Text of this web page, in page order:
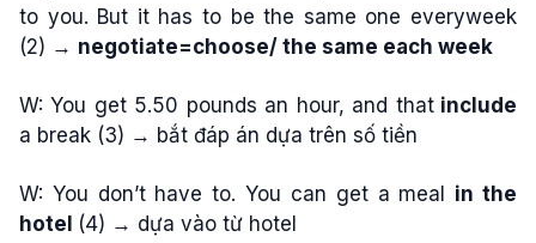
to you. But it has to be the same one everyweek
(2) → negotiate=choose/ the same each week
W: You get 5.50 pounds an hour, and thatinclude
a break (3) → bắt đáp án dựa trên số tiền
W: You don’t have to. You can get a meal in the
hotel (4) → dựa vào từ hotel